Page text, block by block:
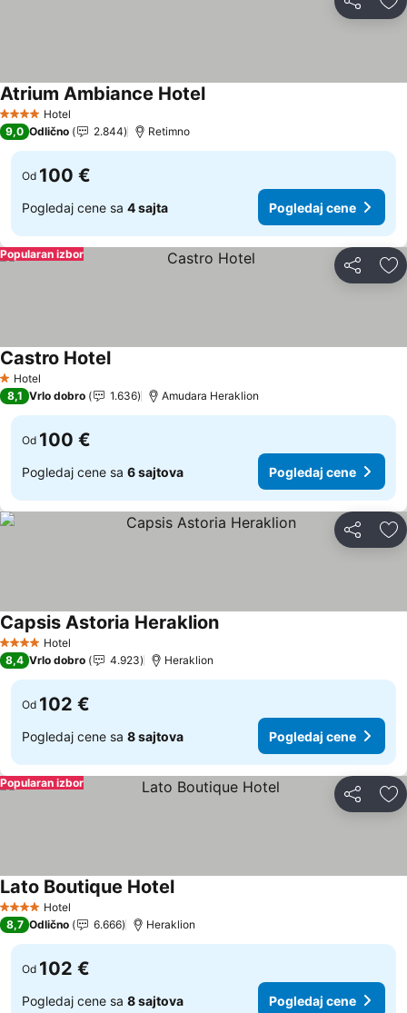
Deli
4 ZvezdiceHotel
Atrium Ambiance Hotel
9,0 Odlično 2.844 Retimno
Od 100 €
Pogledaj cene sa 4 sajta Pogledaj cene
Deli
Popularan izbor
1 Zvezdice
Hotel
Castro Hotel
8,1 Vrlo dobro 1.636 Amudara Heraklion
Od 100 €
Pogledaj cene sa 6 sajtova Pogledaj cene
Deli
4 ZvezdiceHotel
Capsis Astoria Heraklion
8,4 Vrlo dobro 4.923 Heraklion
Od 102 €
Pogledaj cene sa 8 sajtova Pogledaj cene
Deli
Popularan izbor
4 ZvezdiceHotel
Lato Boutique Hotel
8,7 Odlično 6.666 Heraklion
Od 102 €
Pogledaj cene sa 8 sajtova Pogledaj cene